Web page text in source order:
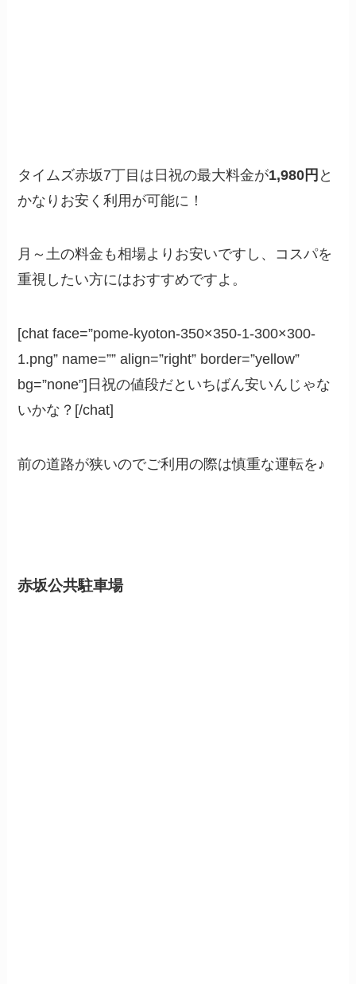
タイムズ赤坂7丁目は日祝の最大料金が1,980円 と
かなりお安く利用が可能に！
月～土の料金も相場よりお安いですし、コスパを
重視したい方にはおすすめですよ。
[chat face=”pome-kyoton-350×350-1-300×300-
1.png” name=”” align=”right” border=”yellow”
bg=”none”]日祝の値段だといちばん安いんじゃな
いかな？[/chat]
前の道路が狭いのでご利用の際は慎重な運転を♪
赤坂公共駐車場